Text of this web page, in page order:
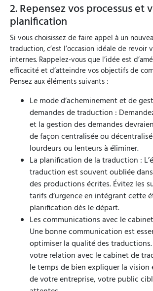
2. Repensez vos processus et
planification
Si vous choisissez de faire appel à un
traduction, c’est l’occasion idéale de revoir
internes. Rappelez-vous que l’idée est
efficacité et d’atteindre vos objectifs de
Pensez aux éléments suivants :
Le mode d’acheminement et de
demandes de traduction :
et la gestion des demandes
de façon centralisée ou
lourdeurs ou lenteurs à éliminer.
La planification de la traduction :
traduction est souvent oubliée
des productions écrites. Évitez les
tarifs d’urgence en intégrant cette
planification dès le départ.
Les communications avec le
Une bonne communication est
optimiser la qualité des
votre relation avec le cabinet de
le temps de bien expliquer la
de votre entreprise, votre public